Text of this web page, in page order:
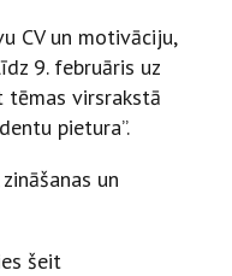
CV un motivāciju,
9. februāris uz
tēmas virsrakstā
pietura”.
un
šeit